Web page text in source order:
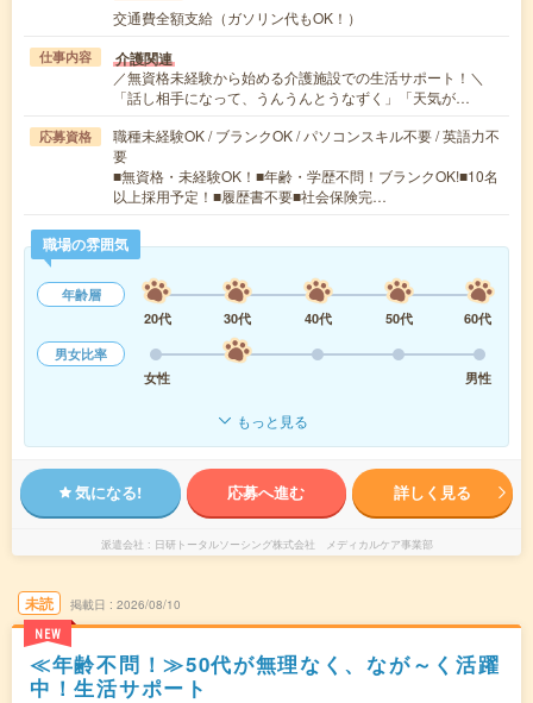
交通費全額支給（ガソリン代もOK！）
仕事内容 介護関連
／無資格未経験から始める介護施設での生活サポート！＼
「話し相手になって、うんうんとうなずく」「天気が…
応募資格
職種未経験OK / ブランクOK / パソコンスキル不要 / 英語力不
要
■無資格・未経験OK！■年齢・学歴不問！ブランクOK!■10名
以上採用予定！■履歴書不要■社会保険完…
職場の雰囲気
年齢層
20代
30代 40代 50代
60代
男女比率
女性
男性
もっと見る
気になる! 応募へ進む 詳しく見る
派遣会社 日研トータルソーシング株式会社 メディカルケア事業部
未読
NEW
掲載日 2026/08/10
≪年齢不問！≫50代が無理なく、なが～く活躍
中！生活サポート